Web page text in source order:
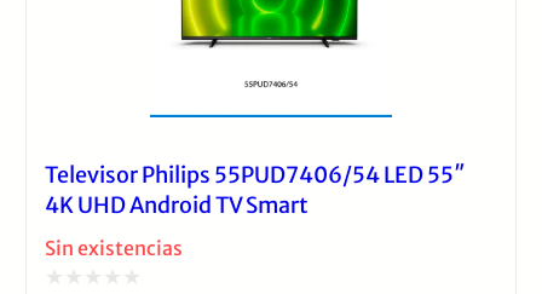
Televisor Philips 55PUD7406/54 LED 55″
4K UHD Android TV Smart
Sin existencias